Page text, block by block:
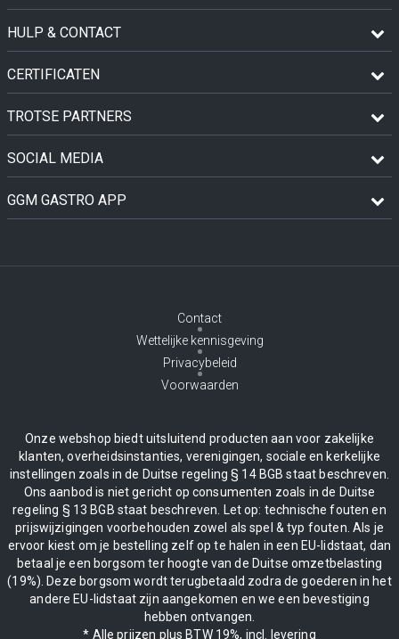
HULP & CONTACT
CERTIFICATEN
TROTSE PARTNERS
SOCIAL MEDIA
GGM GASTRO APP
Contact
Wettelijke kennisgeving
Privacybeleid
Voorwaarden
Onze webshop biedt uitsluitend producten aan voor zakelijke
klanten, overheidsinstanties, verenigingen, sociale en kerkelijke
instellingen zoals in de Duitse regeling § 14 BGB staat beschreven.
Ons aanbod is niet gericht op consumenten zoals in de Duitse
regeling § 13 BGB staat beschreven. Let op: technische fouten en
prijswijzigingen voorbehouden zowel als spel & typ fouten. Als je
ervoor kiest om je bestelling zelf op te halen in een EU-lidstaat, dan
betaal je een borgsom ter hoogte van de Duitse omzetbelasting
(19%). Deze borgsom wordt terugbetaald zodra de goederen in het
andere EU-lidstaat zijn aangekomen en we een bevestiging
hebben ontvangen.
* Alle prijzen plus BTW 19%, incl. levering